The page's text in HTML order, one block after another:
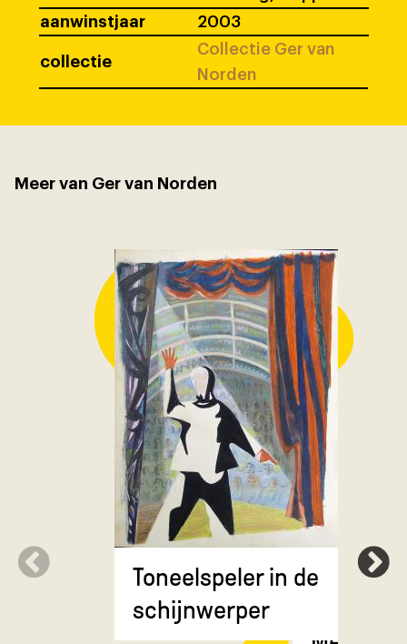
aanwinstjaar
2003
collectie
Collectie Ger van
Norden
Meer van Ger van Norden
Toneelspeler in de
schijnwerper